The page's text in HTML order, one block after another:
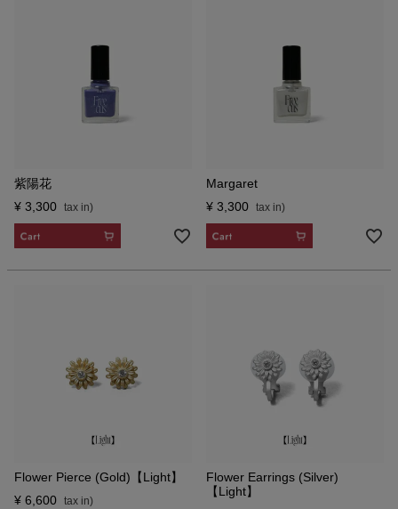
紫陽花
¥ 3,300
Margaret
¥ 3,300
Flower Pierce (Gold)【Light】
¥ 6,600
Flower Earrings (Silver)
【Light】